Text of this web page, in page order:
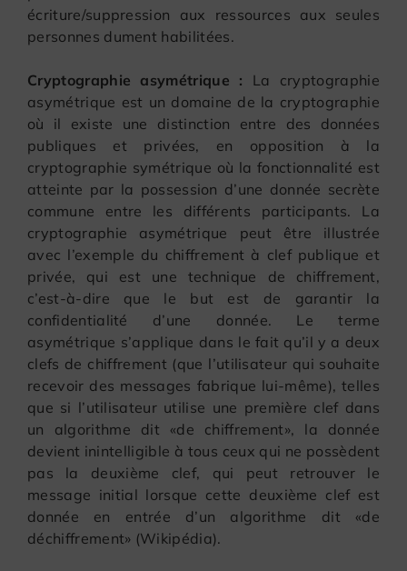
écriture/suppression aux ressources aux seules
personnes dument habilitées.
Cryptographie asymétrique : La cryptographie
asymétrique est un domaine de la cryptographie
où il existe une distinction entre des données
publiques et privées, en opposition à la
cryptographie symétrique où la fonctionnalité est
atteinte par la possession d’une donnée secrète
commune entre les différents participants. La
cryptographie asymétrique peut être illustrée
avec l’exemple du chiffrement à clef publique et
privée, qui est une technique de chiffrement,
c’est-à-dire que le but est de garantir la
confidentialité d’une donnée. Le terme
asymétrique s’applique dans le fait qu’il y a deux
clefs de chiffrement (que l’utilisateur qui souhaite
recevoir des messages fabrique lui-même), telles
que si l’utilisateur utilise une première clef dans
un algorithme dit «de chiffrement», la donnée
devient inintelligible à tous ceux qui ne possèdent
pas la deuxième clef, qui peut retrouver le
message initial lorsque cette deuxième clef est
donnée en entrée d’un algorithme dit «de
déchiffrement» (Wikipédia).